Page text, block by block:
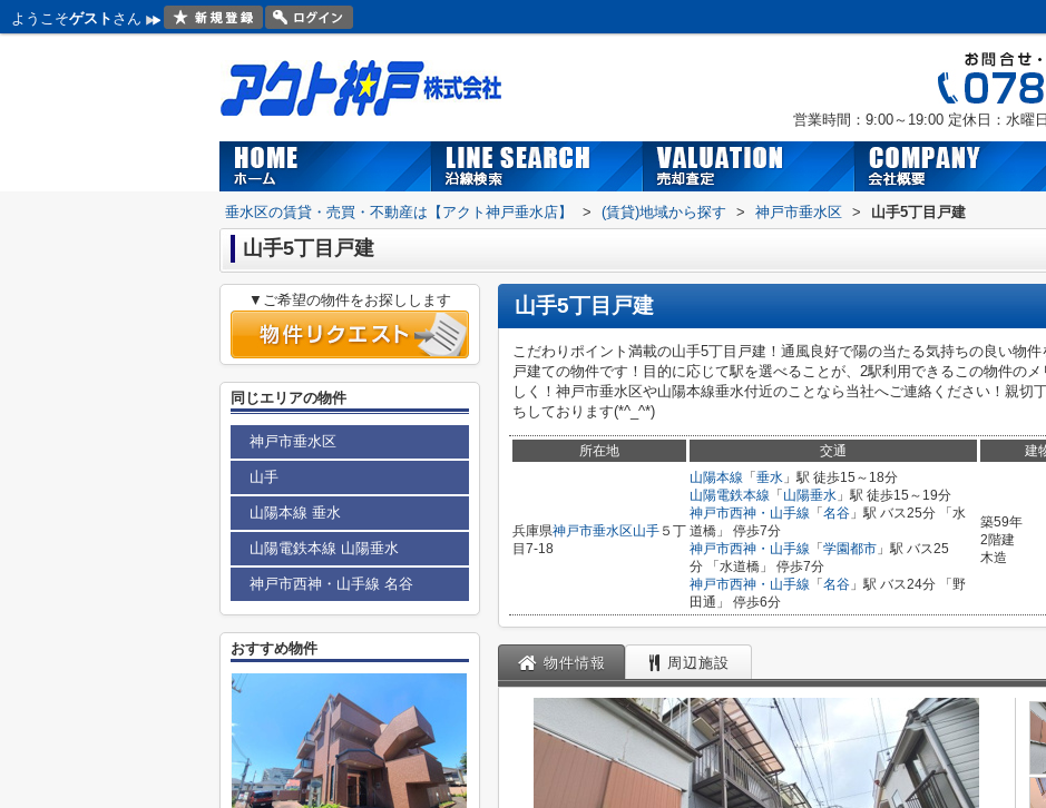
ようこそゲスト さん
営業時間：9:00～19:00 定休日：水曜
垂水区の賃貸・売買・不動産は【アクト神戸垂水店】 > (賃貸)地域から探す > 神戸市垂水区 > 山手5丁目戸建
山手5丁目戸建
山手5丁目戸建
こだわりポイント満載の山手5丁目戸建！通風良好で陽の当たる気持ちの良い物
戸建ての物件です！目的に応じて駅を選べることが、2駅利用できるこの物件の
しく！神戸市垂水区や山陽本線垂水付近のことなら当社へご連絡ください！親切
ちしております(*^_^*)
所在地 交通 建
兵庫県神戸市垂水区山手 ５丁
目7-18
山陽本線 「 垂水 」駅 徒歩15～18分
山陽電鉄本線 「 山陽垂水 」駅 徒歩15～19分
神戸市西神・山手線 「 名谷 」駅 バス25分 「水
道橋」 停歩7分
神戸市西神・山手線 「 学園都市 」駅 バス25
分 「水道橋」 停歩7分
神戸市西神・山手線 「 名谷 」駅 バス24分 「野
田通」 停歩6分
築59年
2階建
木造
物件情報 周辺施設
▼ご希望の物件をお探しします
同じエリアの物件
神戸市垂水区
山手
山陽本線 垂水
山陽電鉄本線 山陽垂水
神戸市西神・山手線 名谷
おすすめ物件